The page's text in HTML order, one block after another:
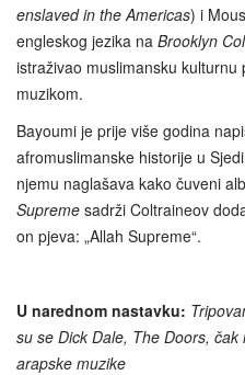
enslaved in the Americas) i
engleskog jezika na Brooklyn
istraživao muslimansku kulturnu
muzikom.
Bayoumi je prije više godina
afromuslimanske historije u
njemu naglašava kako čuveni
Supreme sadrži Coltraineov
on pjeva: „Allah Supreme“.
U narednom nastavku:
su se Dick Dale, The Doors,
arapske muzike